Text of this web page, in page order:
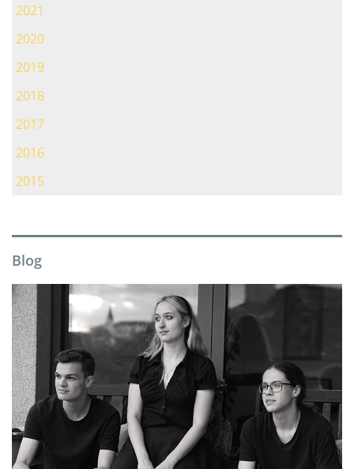
2021
2020
2019
2018
2017
2016
2015
Blog